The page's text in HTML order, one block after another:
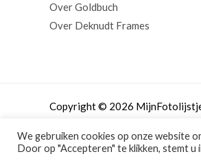
Over Goldbuch
Over Deknudt Frames
Copyright © 2026
We gebruiken cookies op onze website
Door op "Accepteren" te klikken, stemt u